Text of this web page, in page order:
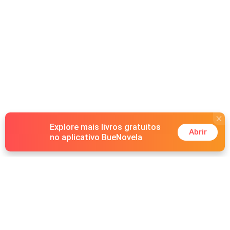
Explore mais livros gratuitos
no aplicativo BueNovela
Abrir